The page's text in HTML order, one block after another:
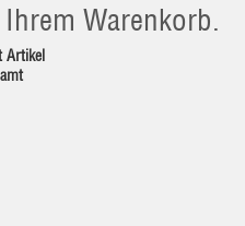
Warenkorb.
Artikel